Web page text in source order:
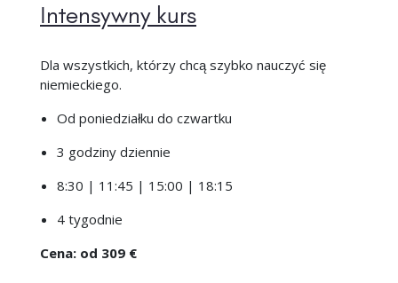
Intensywny kurs
Dla wszystkich, którzy chcą szybko nauczyć się
niemieckiego.
Od poniedziałku do czwartku
3 godziny dziennie
8:30 | 11:45 | 15:00 | 18:15
4 tygodnie
Cena: od 309 €